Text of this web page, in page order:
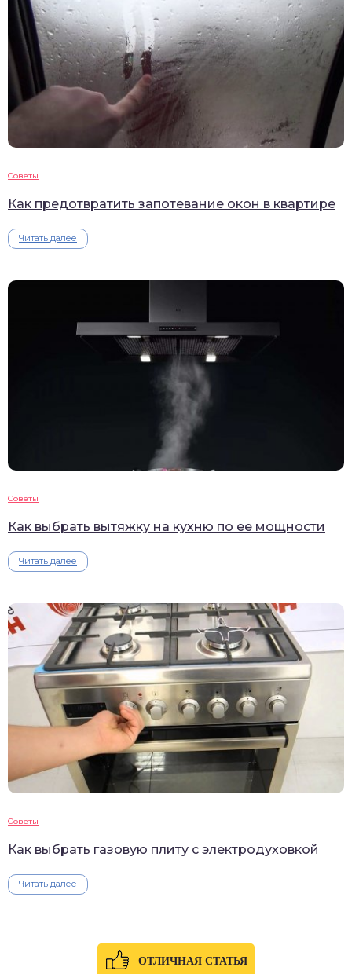
Советы
Как предотвратить запотевание окон в квартире
Читать далее
Советы
Как выбрать вытяжку на кухню по ее мощности
Читать далее
Советы
Как выбрать газовую плиту с электродуховкой
Читать далее
ОТЛИЧНАЯ СТАТЬЯ